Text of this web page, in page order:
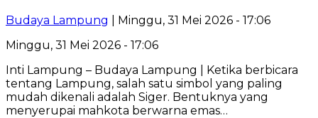
Budaya Lampung
| Minggu, 31 Mei 2026 - 17:06
Minggu, 31 Mei 2026 - 17:06
Inti Lampung – Budaya Lampung | Ketika berbicara
tentang Lampung, salah satu simbol yang paling
mudah dikenali adalah Siger. Bentuknya yang
menyerupai mahkota berwarna emas…